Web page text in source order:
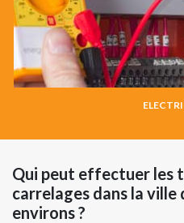
Qui peut effectuer les
carrelages dans la ville
environs ?